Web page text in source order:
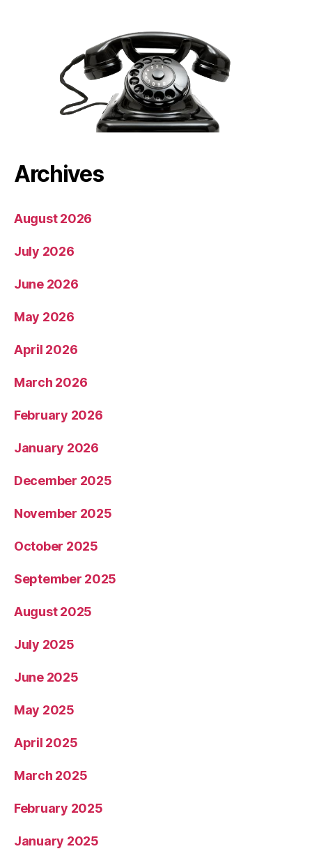
Archives
August 2026
July 2026
June 2026
May 2026
April 2026
March 2026
February 2026
January 2026
December 2025
November 2025
October 2025
September 2025
August 2025
July 2025
June 2025
May 2025
April 2025
March 2025
February 2025
January 2025